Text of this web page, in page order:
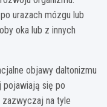
urazach mózgu lub
oka lub z innych
objawy daltonizmu
się po
na tyle